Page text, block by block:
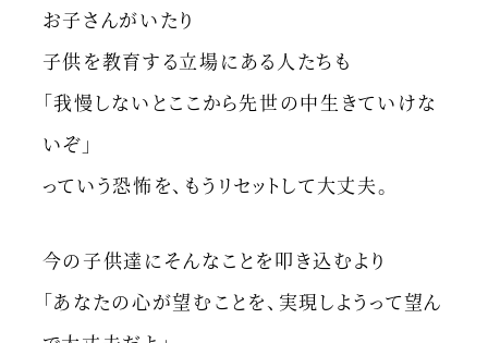
お子さんがいたり
子供を教育する立場にある人たちも
「我慢しないとここから先世の中生きていけな
いぞ」
っていう恐怖を、もうリセットして大丈夫。
今の子供達にそんなことを叩き込むより
「あなたの心が望むことを、実現しようって望ん